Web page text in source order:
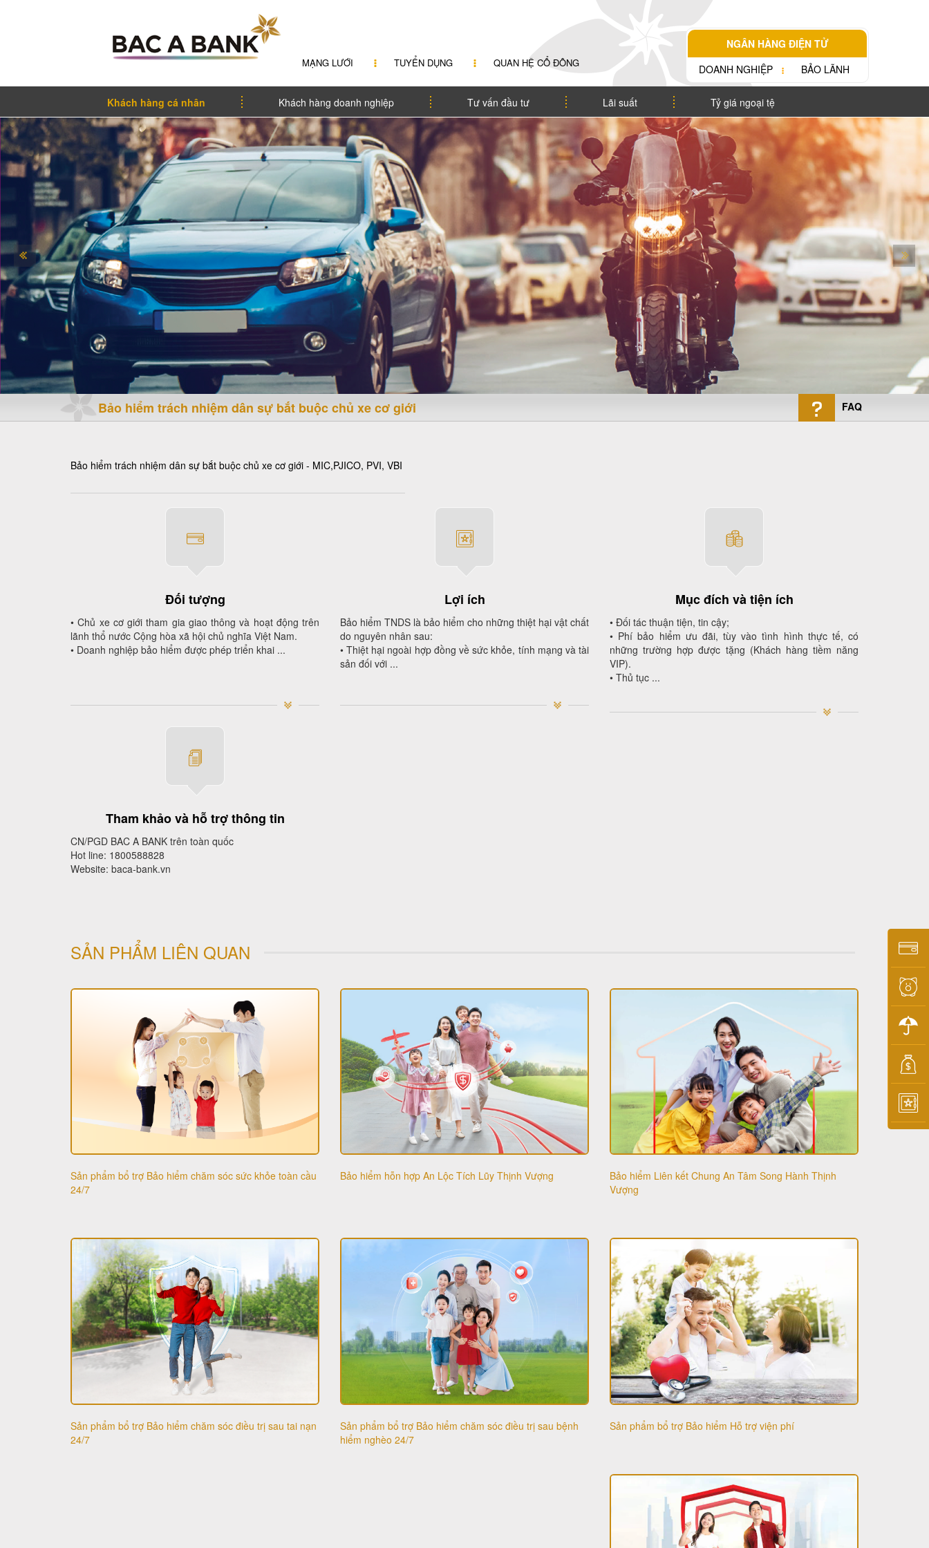
MẠNG LƯỚI TUYỂN DỤNG QUAN HỆ CỔ ĐÔNG
NGÂN HÀNG ĐIỆN TỬ
DOANH NGHIỆP
BẢO LÃNH
Khách hàng cá nhân Khách hàng doanh nghiệp Tư vấn đầu tư Lãi suất Tỷ giá ngoại tệ
Bảo hiểm trách nhiệm dân sự bắt buộc chủ xe cơ giới FAQ
Bảo hiểm trách nhiệm dân sự bắt buộc chủ xe cơ giới - MIC,PJICO, PVI, VBI
Đối tượng
• Chủ xe cơ giới tham gia giao thông và hoạt động trên
lãnh thổ nước Cộng hòa xã hội chủ nghĩa Việt Nam.
• Doanh nghiệp bảo hiểm được phép triển khai ...
Lợi ích
Bảo hiểm TNDS là bảo hiểm cho những thiệt hại vật chất
do nguyên nhân sau:
• Thiệt hại ngoài hợp đồng về sức khỏe, tính mạng và tài
sản đối với ...
Mục đích và tiện ích
• Đối tác thuận tiện, tin cậy;
• Phí bảo hiểm ưu đãi, tùy vào tình hình thực tế, có
những trường hợp được tặng (Khách hàng tiềm năng
VIP).
• Thủ tục ...
Tham khảo và hỗ trợ thông tin
CN/PGD BAC A BANK trên toàn quốc
Hot line: 1800588828
Website: baca-bank.vn
SẢN PHẨM LIÊN QUAN
Sản phẩm bổ trợ Bảo hiểm chăm sóc sức khỏe toàn cầu
24/7
Bảo hiểm hỗn hợp An Lộc Tích Lũy Thịnh Vượng
Bảo hiểm Liên kết Chung An Tâm Song Hành Thịnh
Vượng
Sản phẩm bổ trợ Bảo hiểm chăm sóc điều trị sau tai nạn
24/7
Sản phẩm bổ trợ Bảo hiểm chăm sóc điều trị sau bệnh
hiểm nghèo 24/7
Sản phẩm bổ trợ Bảo hiểm Hỗ trợ viện phí